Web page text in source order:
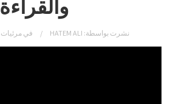
والقراءة
نشرت بواسطة: HATEM ALI في مرئيات